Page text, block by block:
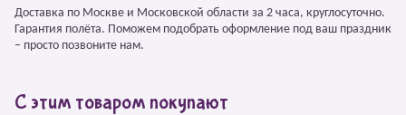
Доставка по Москве и Московской области за 2 часа, круглосуточно.
Гарантия полёта. Поможем подобрать оформление под ваш праздник
– просто позвоните нам.
С этим товаром покупают